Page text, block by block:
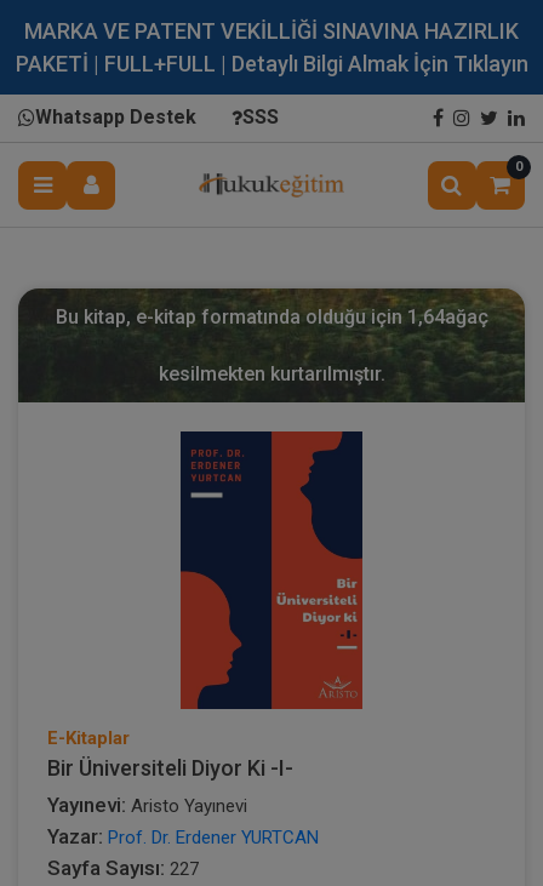
MARKA VE PATENT VEKİLLİĞİ SINAVINA HAZIRLIK
PAKETİ | FULL+FULL | Detaylı Bilgi Almak İçin Tıklayın
Whatsapp Destek SSS
0
Bu kitap, e-kitap formatında olduğu için 1,64ağaç
kesilmekten kurtarılmıştır.
E-Kitaplar
Bir Üniversiteli Diyor Ki -I-
Yayınevi: Aristo Yayınevi
Yazar: Prof. Dr. Erdener YURTCAN
Sayfa Sayısı: 227